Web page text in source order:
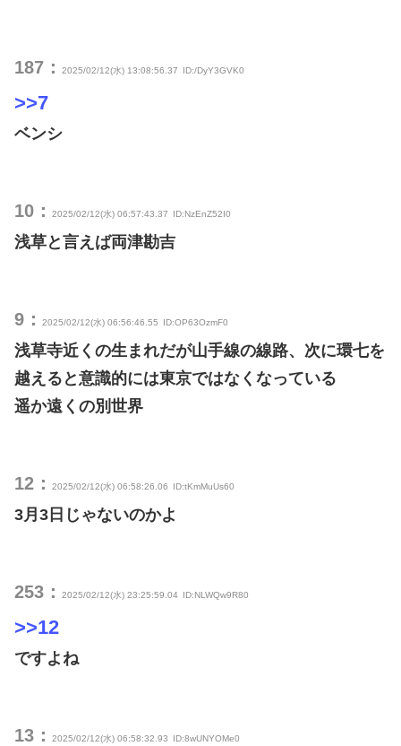
187： 2025/02/12(水) 13:08:56.37 ID:/DyY3GVK0
>>7
ベンシ
10： 2025/02/12(水) 06:57:43.37 ID:NzEnZ52I0
浅草と言えば両津勘吉
9： 2025/02/12(水) 06:56:46.55 ID:OP63OzmF0
浅草寺近くの生まれだが山手線の線路、次に環七を
越えると意識的には東京ではなくなっている
遥か遠くの別世界
12： 2025/02/12(水) 06:58:26.06 ID:tKmMuUs60
3月3日じゃないのかよ
253： 2025/02/12(水) 23:25:59.04 ID:NLWQw9R80
>>12
ですよね
13： 2025/02/12(水) 06:58:32.93 ID:8wUNYOMe0